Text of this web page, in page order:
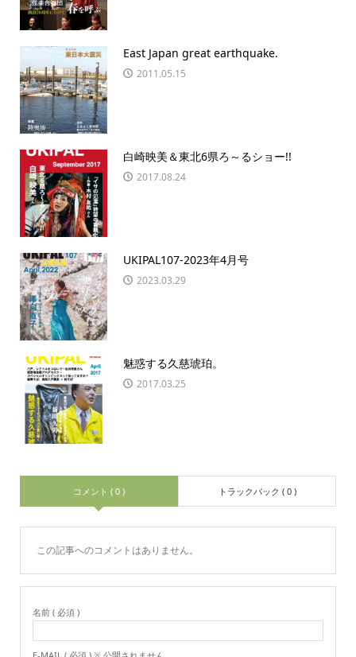
East Japan great earthquake.
2011.05.15
白崎映美＆東北6県ろ～るショー!!
2017.08.24
UKIPAL107-2023年4月号
2023.03.29
魅惑する久慈琥珀。
2017.03.25
コメント ( 0 ) トラックバック ( 0 )
この記事へのコメントはありません。
名前 ( 必須 )